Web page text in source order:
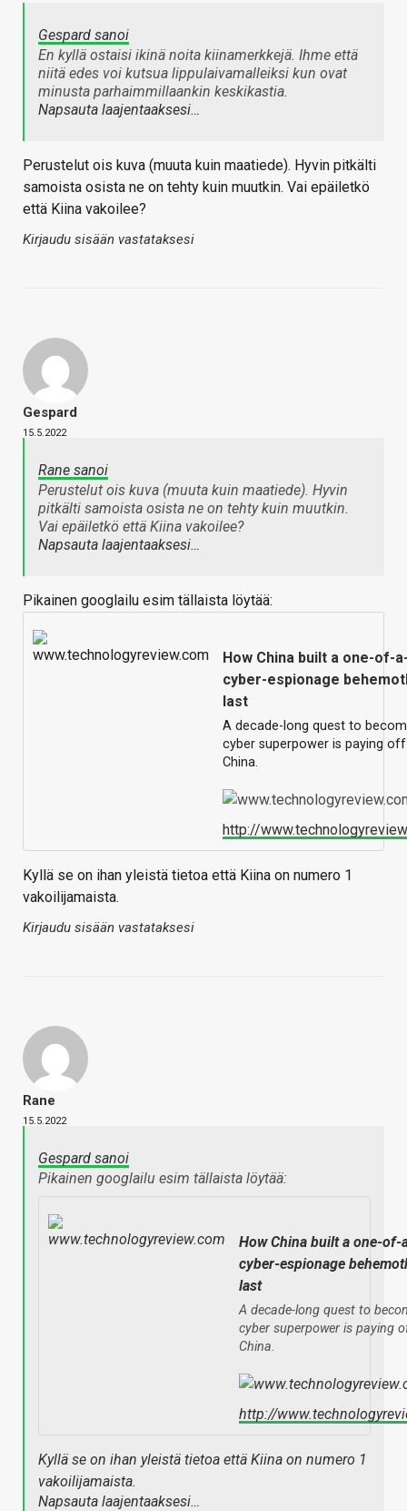
Gespard sanoi
En kyllä ostaisi ikinä noita kiinamerkkejä. Ihme että
niitä edes voi kutsua lippulaivamalleiksi kun ovat
minusta parhaimmillaankin keskikastia.
Napsauta laajentaaksesi…
Perustelut ois kuva (muuta kuin maatiede). Hyvin pitkälti
samoista osista ne on tehty kuin muutkin. Vai epäiletkö
että Kiina vakoilee?
Kirjaudu sisään vastataksesi
Gespard
15.5.2022
Rane sanoi
Perustelut ois kuva (muuta kuin maatiede). Hyvin
pitkälti samoista osista ne on tehty kuin muutkin.
Vai epäiletkö että Kiina vakoilee?
Napsauta laajentaaksesi…
Pikainen googlailu esim tällaista löytää:
How China built a one-of-
cyber-espionage
last
A decade-long quest to
cyber superpower is paying
China.
http://
Kyllä se on ihan yleistä tietoa että Kiina on numero 1
vakoilijamaista.
Kirjaudu sisään vastataksesi
Rane
15.5.2022
Gespard sanoi
Pikainen googlailu esim tällaista löytää:
How China built a one-of-
cyber-espionage
last
A decade-long quest to
cyber superpower is paying
China.
http://
Kyllä se on ihan yleistä tietoa että Kiina on numero 1
vakoilijamaista.
Napsauta laajentaaksesi…